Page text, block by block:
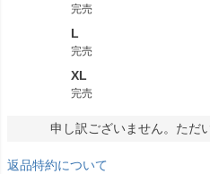
完売
L
完売
XL
完売
申し訳ございません。ただ
返品特約について